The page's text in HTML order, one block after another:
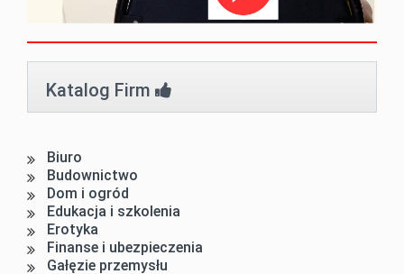
Katalog Firm
Biuro
Budownictwo
Dom i ogród
Edukacja i szkolenia
Erotyka
Finanse i ubezpieczenia
Gałęzie przemysłu